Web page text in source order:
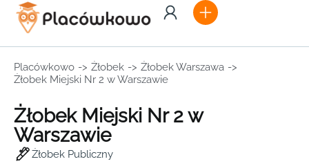
Placówkowo -> Żłobek -> Żłobek Warszawa ->
Żłobek Miejski Nr 2 w Warszawie
Żłobek Miejski Nr 2 w
Warszawie
Żłobek Publiczny